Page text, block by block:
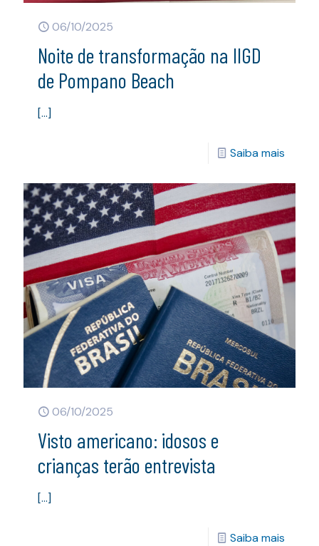
06/10/2025
Noite de transformação na IIGD
de Pompano Beach
[…]
Saiba mais
06/10/2025
Visto americano: idosos e
crianças terão entrevista
[…]
Saiba mais